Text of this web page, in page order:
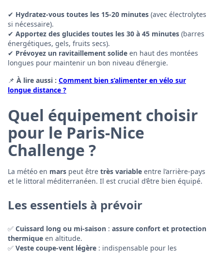
✔ Hydratez-vous toutes les 15-20 minutes (avec électrolytes
si nécessaire).
✔ Apportez des glucides toutes les 30 à 45 minutes (barres
énergétiques, gels, fruits secs).
✔ Prévoyez un ravitaillement solide en haut des montées
longues pour maintenir un bon niveau d’énergie.
📌 À lire aussi : Comment bien s’alimenter en vélo sur
longue distance ?
Quel équipement choisir
pour le Paris-Nice
Challenge ?
La météo en mars peut être très variable entre l’arrière-pays
et le littoral méditerranéen. Il est crucial d’être bien équipé.
Les essentiels à prévoir
✅ Cuissard long ou mi-saison : assure confort et protection
thermique en altitude.
✅ Veste coupe-vent légère : indispensable pour les